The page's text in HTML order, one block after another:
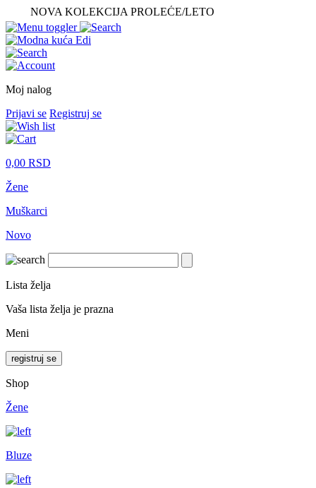
NOVA KOLEKCIJA PROLEĆE/LETO
Moj nalog
Prijavi se Registruj se
0,00 RSD
Žene
Muškarci
Novo
Lista želja
Vaša lista želja je prazna
Meni
registruj se
Shop
Žene
Bluze